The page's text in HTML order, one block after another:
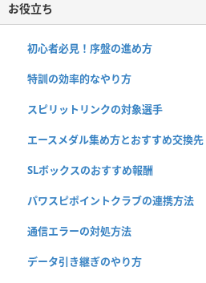
お役立ち
初心者必見！序盤の進め方
特訓の効率的なやり方
スピリットリンクの対象選手
エースメダル集め方とおすすめ交換先
SLボックスのおすすめ報酬
パワスピポイントクラブの連携方法
通信エラーの対処方法
データ引き継ぎのやり方